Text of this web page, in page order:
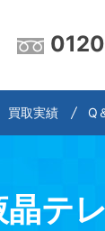
買取実績 Q
テ